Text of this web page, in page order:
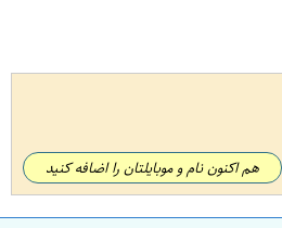
هم اکنون نام و موبایلتان را اضافه کنید